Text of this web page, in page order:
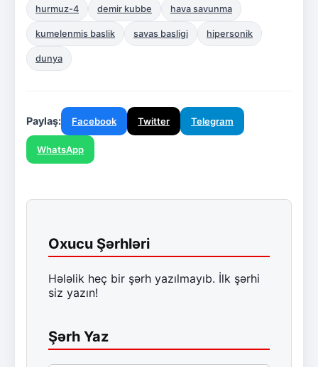
hurmuz-4 demir kubbe hava savunma
kumelenmis baslik savas basligi hipersonik
dunya
Paylaş: Facebook Twitter Telegram
WhatsApp
Oxucu Şərhləri
Hələlik heç bir şərh yazılmayıb. İlk şərhi
siz yazın!
Şərh Yaz